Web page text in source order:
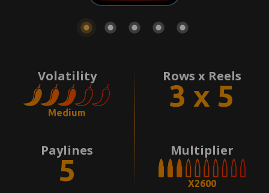
Volatility
Medium
Rows x Reels
3 x 5
Paylines
5
Multiplier
X2600